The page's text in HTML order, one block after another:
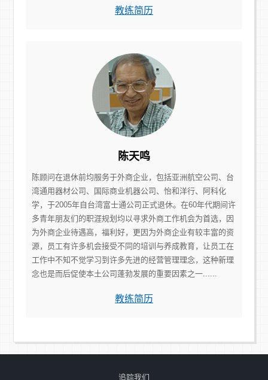
教练简历
陈天鸣
陈顾问在退休前均服务于外商企业，包括亚洲航空公司、台
湾通用器材公司、国际商业机器公司、怡和洋行、阿科化
学，于2005年自台湾富士通公司正式退休。在60年代期间许
多青年朋友们的职涯规划均以寻求外商工作机会为首选，因
为外商企业待遇高，福利好，更因为外商企业有较丰富的资
源，员工有许多机会接受不同的培训与养成教育，让员工在
工作中不知不觉学习到许多先进的经营管理理念，这种新理
念也是而后促使本土公司蓬勃发展的重要因素之一......
教练简历
追踪我们